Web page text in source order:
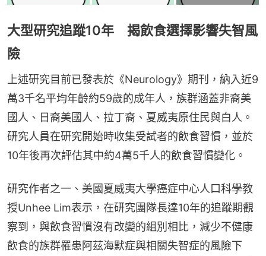
大型研究追蹤10年 揭飲食選擇影響失智風
險
上述研究目前已發表於《Neurology》期刊，納入近9
萬3千名平均年齡約59歲的成年人，族群涵蓋非裔美
國人、日裔美國人、拉丁裔、夏威夷原住民與白人。
研究人員在研究開始時收集受試者的飲食習慣，並於
10年後再次評估其中約4萬5千人的飲食習慣變化。
研究作者之一、美國夏威夷大學癌症中心人口科學教
授Unhee Lim表示，在研究團隊長達10年的追蹤期觀
察到，與飲食習慣沒有改變的組別相比，減少不健康
飲食的族群罹患阿茲海默症與相關失智症的風險下